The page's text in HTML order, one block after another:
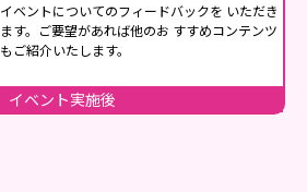
イベントについてのフィードバックを いただき
ます。ご要望があれば他のお すすめコンテンツ
もご紹介いたします。
イベント実施後